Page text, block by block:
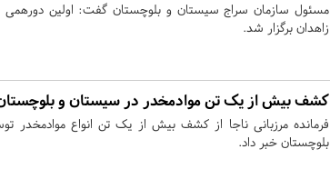
مسئول سازمان سراج سیستان و بلوچستان گفت: اولین دورهمی
زاهدان برگزار شد.
کشف بیش از یک تن موادمخدر در سیستان و
فرمانده مرزبانی ناجا از کشف بیش از یک تن انواع موادمخدر
بلوچستان خبر داد.